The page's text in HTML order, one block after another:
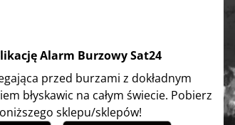
Alarm Burzowy Sat24
przed burzami z dokładnym
błyskawic na całym świecie. Pobierz
sklepu/sklepów!